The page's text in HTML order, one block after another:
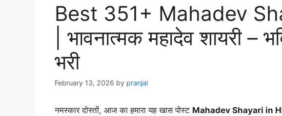
Best 351+ Mahadev
| भावनात्मक महादेव शायरी –
भरी
February 13, 2026 by pranjal
नमस्कार दोस्तों, आज का हमारा यह खास पोस्ट Mahadev Shayari in